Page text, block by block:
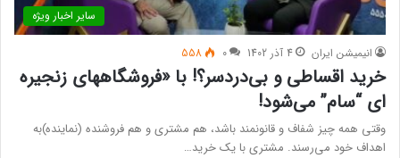
سایر اخبار ویژه
انیمیشن ایران 4 آذر 1402 0
558
خرید اقساطی و بی‌دردسر؟! با «فروشگاههای زنجیره
ای “سام” می‌شود!
وقتی همه چیز شفاف و قانونمند باشد، هم مشتری و هم فروشنده (نماینده)به
اهداف خود می‌رسند. مشتری با یک خرید…